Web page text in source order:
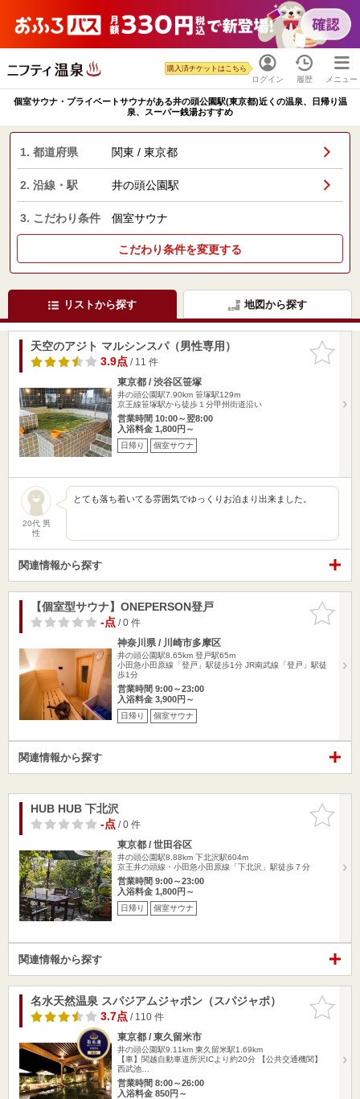
ログイン
購入済チケットはこちら
履歴 メニュー
個室サウナ・プライベートサウナがある井の頭公園駅(東京都)近くの温泉、日帰り温
泉、スーパー銭湯おすすめ
1. 都道府県 関東 / 東京都
2. 沿線・駅 井の頭公園駅
3. こだわり条件 個室サウナ
こだわり条件を変更する
リストから探す 地図から探す
お気に入
りに追加
天空のアジト マルシンスパ（男性専用）
3.9点/ 11 件
東京都 / 渋谷区笹塚
井の頭公園駅7.90km 笹塚駅129m
京王線笹塚駅から徒歩１分甲州街道沿い
営業時間 10:00～翌8:00
入浴料金 1,800円～
日帰り 個室サウナ
20代 男
性
とても落ち着いてる雰囲気でゆっくりお泊まり出来ました。
関連情報から探す
お気に入
りに追加
【個室型サウナ】ONEPERSON登戸
-点/ 0 件
神奈川県 / 川崎市多摩区
井の頭公園駅8.65km 登戸駅65m
小田急小田原線「登戸」駅徒歩1分 JR南武線「登戸」駅徒
歩1分
営業時間 9:00～23:00
入浴料金 3,900円～
日帰り 個室サウナ
関連情報から探す
お気に入
りに追加
HUB HUB 下北沢
-点/ 0 件
東京都 / 世田谷区
井の頭公園駅8.88km 下北沢駅604m
京王井の頭線・小田急小田原線「下北沢」駅徒歩７分
営業時間 9:00～23:00
入浴料金 1,800円～
日帰り 個室サウナ
関連情報から探す
お気に入
りに追加
名水天然温泉 スパジアムジャポン（スパジャポ）
3.7点/ 110 件
東京都 / 東久留米市
井の頭公園駅9.11km 東久留米駅1.69km
【車】関越自動車道所沢ICより約20分 【公共交通機関】
西武池…
営業時間 8:00～26:00
入浴料金 850円～